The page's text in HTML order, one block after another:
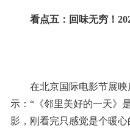
看点五：回味无穷！
在北京国际电影节展
示：“《邻里美好的一天》
影，刚看完只感觉是个暖